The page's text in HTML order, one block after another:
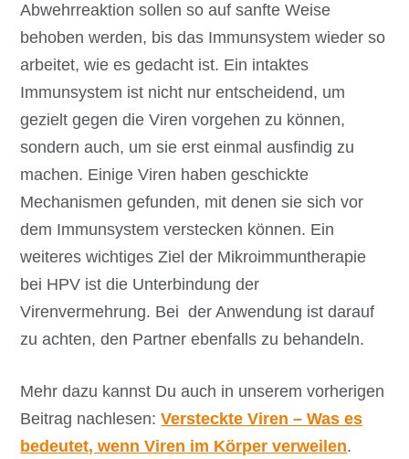
Abwehrreaktion sollen so auf sanfte Weise
behoben werden, bis das Immunsystem wieder so
arbeitet, wie es gedacht ist. Ein intaktes
Immunsystem ist nicht nur entscheidend, um
gezielt gegen die Viren vorgehen zu können,
sondern auch, um sie erst einmal ausfindig zu
machen. Einige Viren haben geschickte
Mechanismen gefunden, mit denen sie sich vor
dem Immunsystem verstecken können. Ein
weiteres wichtiges Ziel der Mikroimmuntherapie
bei HPV ist die Unterbindung der
Virenvermehrung. Bei der Anwendung ist darauf
zu achten, den Partner ebenfalls zu behandeln.
Mehr dazu kannst Du auch in unserem vorherigen
Beitrag nachlesen:Versteckte Viren – Was es
bedeutet, wenn Viren im Körper verweilen.